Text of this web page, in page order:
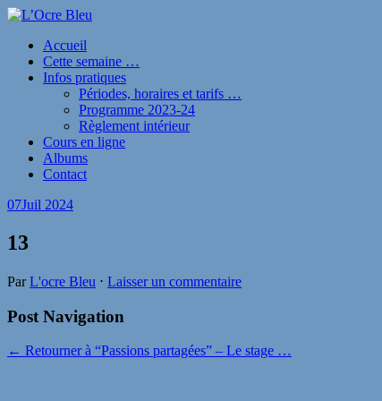
Accueil
Cette semaine …
Infos pratiques
Périodes, horaires et tarifs …
Programme 2023-24
Règlement intérieur
Cours en ligne
Albums
Contact
07Juil 2024
13
ParL'ocre Bleu ⋅ Laisser un commentaire
Post Navigation
← Retourner à “Passions partagées” – Le stage …